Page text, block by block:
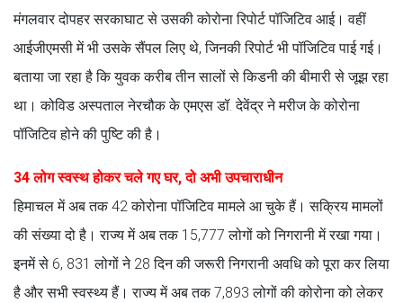
मंगलवार दोपहर सरकाघाट से उसकी कोरोना रिपोर्ट पॉजिटिव आई। वहीं
आईजीएमसी में भी उसके सैंपल लिए थे, जिनकी रिपोर्ट भी पॉजिटिव पाई गई।
बताया जा रहा है कि युवक करीब तीन सालों से किडनी की बीमारी से जूझ रहा
था। कोविड अस्पताल नेरचौक के एमएस डॉ. देवेंद्र ने मरीज के कोरोना
पॉजिटिव होने की पुष्टि की है।
34 लोग स्वस्थ होकर चले गए घर, दो अभी उपचाराधीन
हिमाचल में अब तक 42 कोरोना पॉजिटिव मामले आ चुके हैं। सक्रिय मामलों
की संख्या दो है। राज्य में अब तक 15,777 लोगों को निगरानी में रखा गया।
इनमें से 6, 831 लोगों ने 28 दिन की जरूरी निगरानी अवधि को पूरा कर लिया
है और सभी स्वस्थ्य हैं। राज्य में अब तक 7,893 लोगों की कोरोना को लेकर